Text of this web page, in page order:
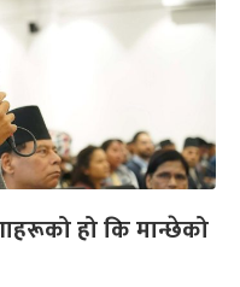
हो कि मान्छेको